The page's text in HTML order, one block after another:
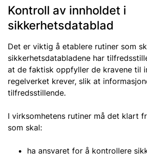
Kontroll av innholdet i
sikkerhetsdatablad
Det er viktig å etablere rutiner som
sikkerhetsdatabladene har
at de faktisk oppfyller de kravene til
regelverket krever, slik at
tilfredsstillende.
I virksomhetens rutiner må det klart
som skal:
ha ansvaret for å kontrollere